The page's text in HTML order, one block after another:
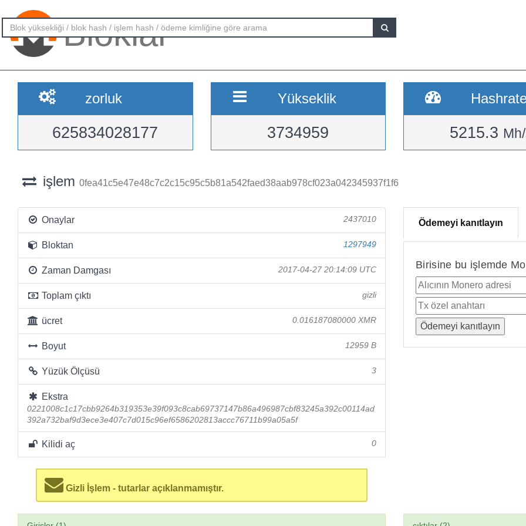
Bloklar
zorluk
625834028177
Yükseklik
3734959 5215.3
işlem 0fea41c5e47e48c7c2c15c95c5b81a542faed38aab978cf023a042345937f1f6
Onaylar 2437010
Bloktan 1297949
Zaman Damgası 2017-04-27 20:14:09 UTC
Toplam çıktı gizli
ücret 0.016187080000 XMR
Boyut 12959 B
Yüzük Ölçüsü 3
Ekstra
0221008c1c17cbb9264b319353e39f093c8cab69737147b86a496987cbf83245a392c00114ad
392a732baf9d3ece3e407c7d015c96ef6586202813accc76711b99a05a5f
Kilidi aç 0
Gizli İşlem - tutarlar açıklanmamıştır.
Ödemeyi kanıtlayın
Birisine bu işlemde